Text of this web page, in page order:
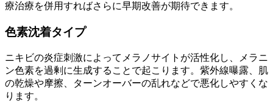
療治療を併用すればさらに早期改善が期待できます。
色素沈着タイプ
ニキビの炎症刺激によってメラノサイトが活性化し、メラニ
ン色素を過剰に生成することで起こります。紫外線曝露、肌
の乾燥や摩擦、ターンオーバーの乱れなどで悪化しやすくな
ります。